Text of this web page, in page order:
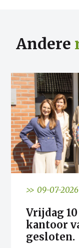
Andere
>> 09-07-2026
Vrijdag
kantoor
gesloten.